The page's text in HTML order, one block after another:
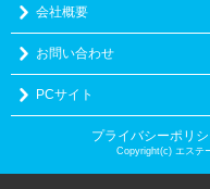
会社概要
お問い合わせ
PCサイト
プライバシーポリ
Copyright(c) エステ